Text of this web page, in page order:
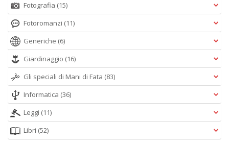
Fotografia (15)
Fotoromanzi (11)
Generiche (6)
Giardinaggio (16)
Gli speciali di Mani di Fata (83)
Informatica (36)
Leggi (11)
Libri (52)